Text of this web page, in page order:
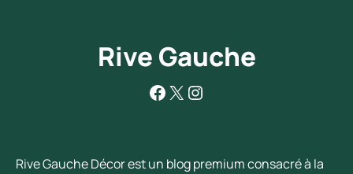
Rive Gauche
Facebook
X Instagram
Rive Gauche Décor est un blog premium consacré à la